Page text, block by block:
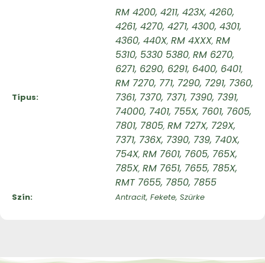
Típus
RM 4200, 4211, 423X, 4260,
4261, 4270, 4271, 4300, 4301,
4360, 440X, RM 4XXX, RM
5310, 5330 5380, RM 6270,
6271, 6290, 6291, 6400, 6401,
RM 7270, 771, 7290, 7291, 7360,
7361, 7370, 7371, 7390, 7391,
74000, 7401, 755X, 7601, 7605,
7801, 7805, RM 727X, 729X,
7371, 736X, 7390, 739, 740X,
754X, RM 7601, 7605, 765X,
785X, RM 7651, 7655, 785X,
RMT 7655, 7850, 7855
Szín Antracit, Fekete, Szürke